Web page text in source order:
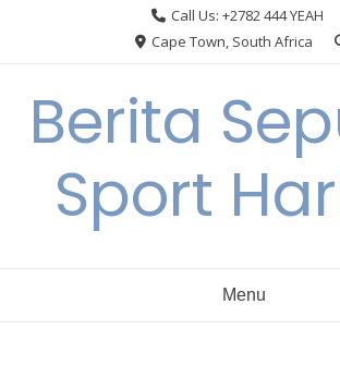
Call Us: +2782 444 YEAH
Cape Town, South Africa
Berita
Sport
Menu